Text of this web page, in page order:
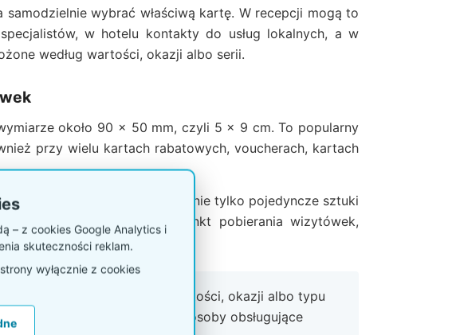
wybrać właściwą kartę. W recepcji mogą to
w hotelu kontakty do usług lokalnych, a w
według wartości, okazji albo serii.
około 90 x 50 mm, czyli 5 x 9 cm. To popularny
przy wielu kartach rabatowych, voucherach, kartach
praktyczny zapas kart, a nie tylko pojedyncze sztuki
i jednocześnie jako punkt pobierania wizytówek,
poziomy według wartości, okazji albo typu
specjalistów, lokalizacje lub osoby obsługujące
– z cookies Google Analytics i
skuteczności reklam.
wyłącznie z cookies